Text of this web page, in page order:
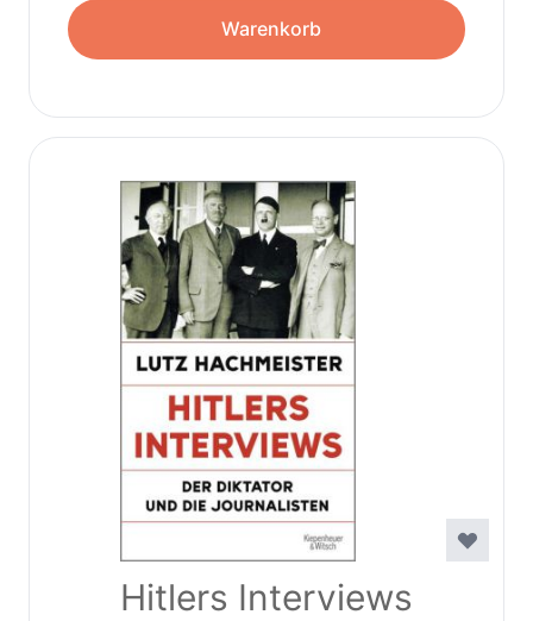
Warenkorb
Hitlers Interviews